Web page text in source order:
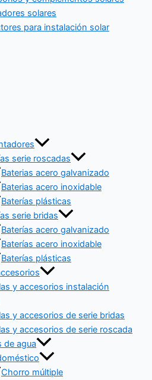
solares
para instalación solar
serie roscadas
Baterias acero galvanizado
Baterias acero inoxidable
Baterías plásticas
serie bridas
Baterías acero galvanizado
Baterías acero inoxidable
Baterías plásticas
y accesorios instalación
y accesorios de serie bridas
y accesorios de serie roscada
de agua
Chorro múltiple